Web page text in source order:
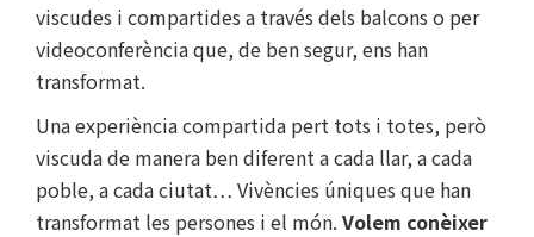
viscudes i compartides a través dels balcons o per
videoconferència que, de ben segur, ens han
transformat.
Una experiència compartida pert tots i totes, però
viscuda de manera ben diferent a cada llar, a cada
poble, a cada ciutat… Vivències úniques que han
transformat les persones i el món. Volem conèixer